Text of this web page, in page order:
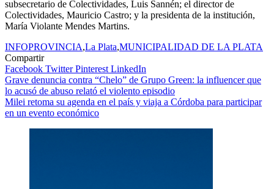
subsecretario de Colectividades, Luis Sannén; el director de
Colectividades, Mauricio Castro; y la presidenta de la institución,
María Violante Mendes Martins.
INFOPROVINCIA,La Plata,MUNICIPALIDAD DE LA PLATA
Compartir
Facebook TwitterPinterest LinkedIn
Navegación
de
entradas
Grave denuncia contra “Chelo” de Grupo Green: la influencer que
lo acusó de abuso relató el violento episodio
Milei retoma su agenda en el país y viaja a Córdoba para participar
en un evento económico